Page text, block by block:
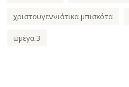
χριστουγεννιάτικα μπισκότα
ωμέγα 3